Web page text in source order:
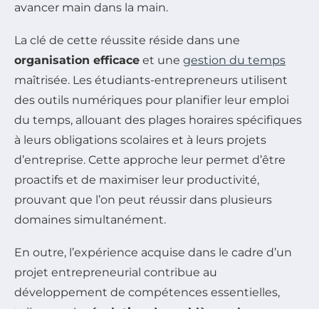
avancer main dans la main.
La clé de cette réussite réside dans une
organisation efficace et une gestion du temps
maîtrisée. Les étudiants-entrepreneurs utilisent
des outils numériques pour planifier leur emploi
du temps, allouant des plages horaires spécifiques
à leurs obligations scolaires et à leurs projets
d’entreprise. Cette approche leur permet d’être
proactifs et de maximiser leur productivité,
prouvant que l’on peut réussir dans plusieurs
domaines simultanément.
En outre, l’expérience acquise dans le cadre d’un
projet entrepreneurial contribue au
développement de compétences essentielles,